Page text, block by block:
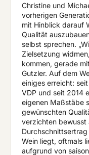
Christine und
vorherigen
mit Hinblick darauf
Qualität
selbst sprechen.
Zielsetzung
kommen, gerade
Gutzler. Auf dem
einiges erreicht:
VDP und seit 2014
eigenen Maßstäbe
gewünschten
verzichten bewusst
Wein liegt, oftmals
aufgrund von